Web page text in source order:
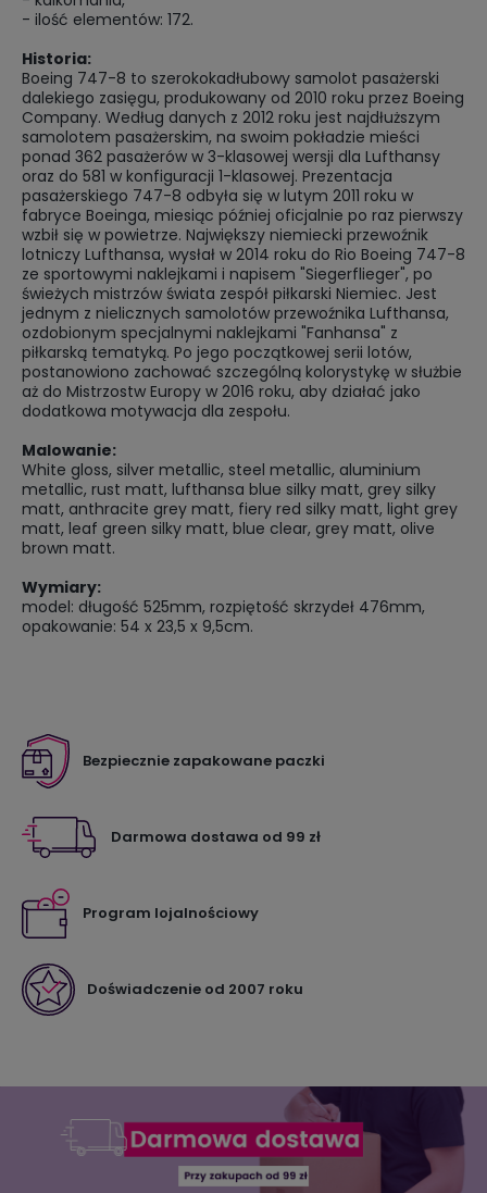
- ilość elementów: 172.
Historia:
Boeing 747-8 to szerokokadłubowy samolot pasażerski
dalekiego zasięgu, produkowany od 2010 roku przez Boeing
Company. Według danych z 2012 roku jest najdłuższym
samolotem pasażerskim, na swoim pokładzie mieści
ponad 362 pasażerów w 3-klasowej wersji dla Lufthansy
oraz do 581 w konfiguracji 1-klasowej. Prezentacja
pasażerskiego 747-8 odbyła się w lutym 2011 roku w
fabryce Boeinga, miesiąc później oficjalnie po raz pierwszy
wzbił się w powietrze. Największy niemiecki przewoźnik
lotniczy Lufthansa, wysłał w 2014 roku do Rio Boeing 747-8
ze sportowymi naklejkami i napisem "Siegerflieger", po
świeżych mistrzów świata zespół piłkarski Niemiec. Jest
jednym z nielicznych samolotów przewoźnika Lufthansa,
ozdobionym specjalnymi naklejkami "Fanhansa" z
piłkarską tematyką. Po jego początkowej serii lotów,
postanowiono zachować szczególną kolorystykę w służbie
aż do Mistrzostw Europy w 2016 roku, aby działać jako
dodatkowa motywacja dla zespołu.
Malowanie:
White gloss, silver metallic, steel metallic, aluminium
metallic, rust matt, lufthansa blue silky matt, grey silky
matt, anthracite grey matt, fiery red silky matt, light grey
matt, leaf green silky matt, blue clear, grey matt, olive
brown matt.
Wymiary:
model: długość 525mm, rozpiętość skrzydeł 476mm,
opakowanie: 54 x 23,5 x 9,5cm.
Bezpiecznie zapakowane paczki
Darmowa dostawa od 99 zł
Program lojalnościowy
Doświadczenie od 2007 roku